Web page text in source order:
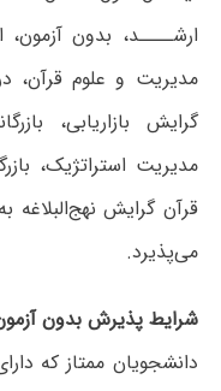
ارشــــد، بدون
مدیریت و علوم قرآن،
گرایش بازاریابی،
مدیریت استرات‍ژیک،
قرآن گرایش
می‌پذیرد.
شرایط پذیرش بدون
دانشجویان ممتاز که